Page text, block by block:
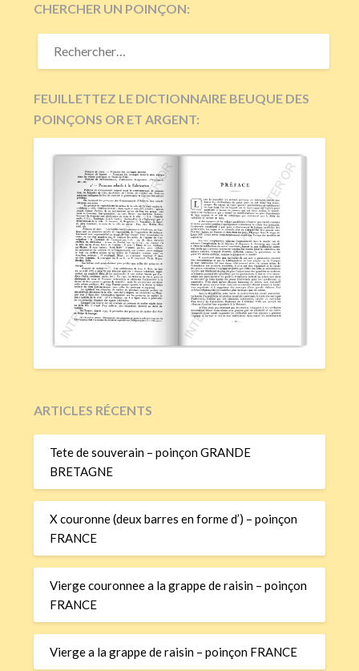
CHERCHER UN POINÇON:
RECHERCHER :
FEUILLETTEZ LE DICTIONNAIRE BEUQUE DES
POINÇONS OR ET ARGENT:
ARTICLES RÉCENTS
Tete de souverain – poinçon GRANDE
BRETAGNE
X couronne (deux barres en forme d’) – poinçon
FRANCE
Vierge couronnee a la grappe de raisin – poinçon
FRANCE
Vierge a la grappe de raisin – poinçon FRANCE